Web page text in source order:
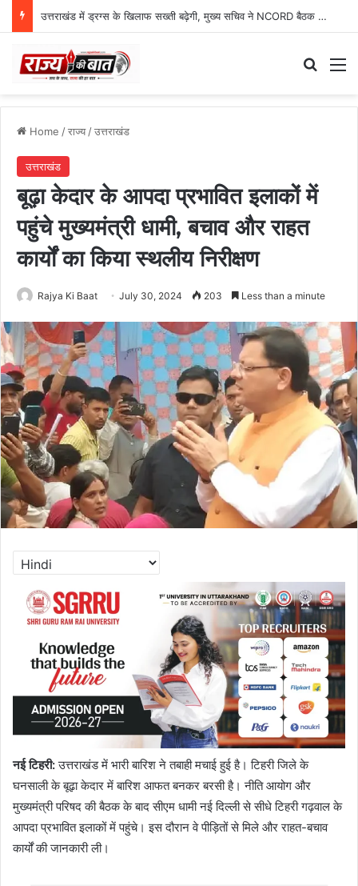
उत्तराखंड में ड्रग्स के खिलाफ सख्ती बढ़ेगी, मुख्य सचिव ने NCORD बैठक में दिए कड़े निर्देश
Home /राज्य/उत्तराखंड
उत्तराखंड
बूढ़ा केदार के आपदा प्रभावित इलाकों में
पहुंचे मुख्यमंत्री धामी, बचाव और राहत
कार्यों का किया स्थलीय निरीक्षण
Rajya Ki Baat July 30, 2024 203 Less than a minute
नई टिहरी:उत्तराखंड में भारी बारिश ने तबाही मचाई हुई है। टिहरी जिले के
घनसाली के बूढ़ा केदार में बारिश आफत बनकर बरसी है। नीति आयोग और
मुख्यमंत्री परिषद की बैठक के बाद सीएम धामी नई दिल्ली से सीधे टिहरी गढ़वाल के
आपदा प्रभावित इलाकों में पहुंचे। इस दौरान वे पीड़ितों से मिले और राहत-बचाव
कार्यों की जानकारी ली।